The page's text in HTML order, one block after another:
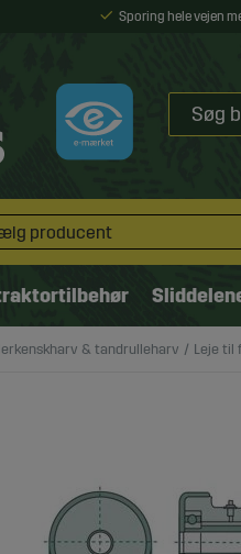
Sporing hele vejen
producent
& tandrulleharv Leje til